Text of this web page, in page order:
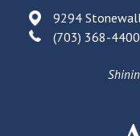
9294
(703) 368-4400